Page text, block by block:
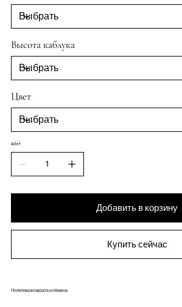
Высота каблука
Цвет
Adet
Добавить в корзину
Купить сейчас
Политика возврата и обмена